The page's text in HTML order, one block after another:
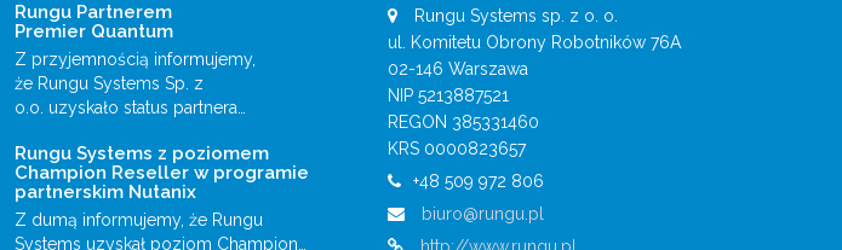
Rungu Partnerem
Premier Quantum
Z przyjemnością informujemy,
że Rungu Systems Sp. z
o.o. uzyskało status partnera…
Rungu Systems z poziomem
Champion Reseller w programie
partnerskim Nutanix
Z dumą informujemy, że Rungu
Systems uzyskał poziom Champion…
Rungu Systems sp. z o. o.
ul. Komitetu Obrony Robotników 76A
02-146 Warszawa
NIP 5213887521
REGON 385331460
KRS 0000823657
+48 509 972 806
biuro@rungu.pl